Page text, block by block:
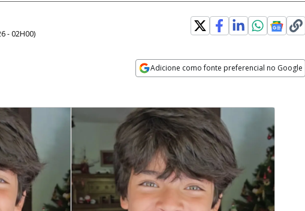
- 02H00)
Adicione como fonte preferencial no Google